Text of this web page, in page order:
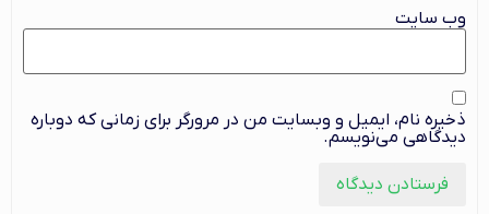
وب‌ سایت
ذخیره نام، ایمیل و وبسایت من در مرورگر برای زمانی که دوباره
دیدگاهی می‌نویسم.